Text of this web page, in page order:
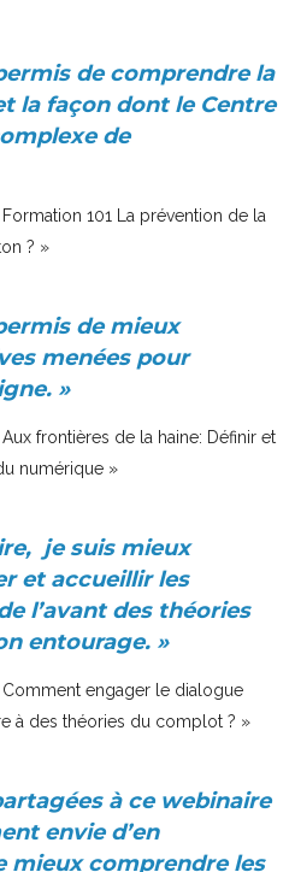
de comprendre la
la façon dont le Centre
de
101 La prévention de la
? »
de mieux
menées pour
»
frontières de la haine: Définir et
numérique »
je suis mieux
et accueillir les
l’avant des théories
entourage. »
Comment engager le dialogue
à des théories du complot ? »
à ce webinaire
envie d’en
mieux comprendre les